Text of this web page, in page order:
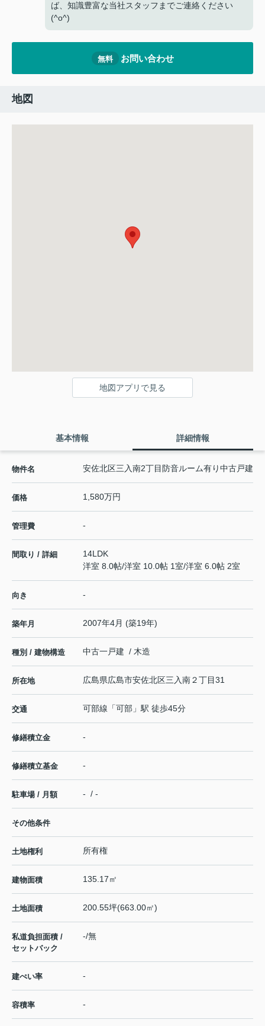
ば、知識豊富な当社スタッフまでご連絡ください
(^o^)
無料 お問い合わせ
地図
地図アプリで見る
基本情報 詳細情報
物件名 安佐北区三入南2丁目防音ルーム有り中古戸建
価格 1,580万円
管理費 -
間取り / 詳細
14LDK
洋室 8.0帖/洋室 10.0帖 1室/洋室 6.0帖 2室
向き -
築年月 2007年4月 (築19年)
種別 / 建物構造 中古一戸建 / 木造
所在地 広島県広島市安佐北区三入南２丁目31
交通 可部線 「可部 」駅 徒歩45分
修繕積立金 -
修繕積立基金 -
駐車場 / 月額 - / -
その他条件
土地権利 所有権
建物面積 135.17㎡
土地面積 200.55坪(663.00㎡)
私道負担面積 /
セットバック
-/無
建ぺい率 -
容積率 -